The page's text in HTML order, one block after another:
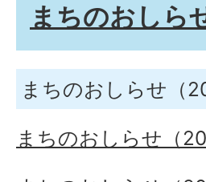
まちのおしら
まちのおしらせ（
まちのおしらせ（